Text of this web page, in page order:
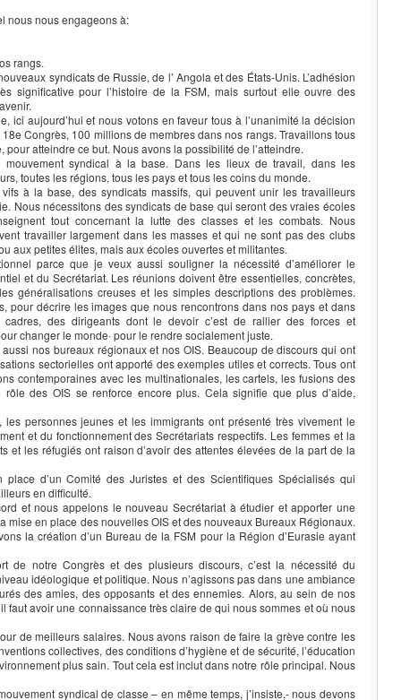
nous nous engageons à:
rangs.
syndicats de Russie, de l’ Angola et des États-Unis. L’adhésion
significative pour l’histoire de la FSM, mais surtout elle ouvre des
ici aujourd’hui et nous votons en faveur tous à l’unanimité la décision
18e Congrès, 100 millions de membres dans nos rangs. Travaillons tous
pour atteindre ce but. Nous avons la possibilité de l’atteindre.
mouvement syndical à la base. Dans les lieux de travail, dans les
toutes les régions, tous les pays et tous les coins du monde.
à la base, des syndicats massifs, qui peuvent unir les travailleurs
Nous nécessitons des syndicats de base qui seront des vraies écoles
tout concernant la lutte des classes et les combats. Nous
travailler largement dans les masses et qui ne sont pas des clubs
aux petites élites, mais aux écoles ouvertes et militantes.
parce que je veux aussi souligner la nécessité d’améliorer le
et du Secrétariat. Les réunions doivent être essentielles, concrètes,
généralisations creuses et les simples descriptions des problèmes.
pour décrire les images que nous rencontrons dans nos pays et dans
des dirigeants dont le devoir c’est de rallier des forces et
changer le monde∙ pour le rendre socialement juste.
nos bureaux régionaux et nos OIS. Beaucoup de discours qui ont
sectorielles ont apporté des exemples utiles et corrects. Tous ont
contemporaines avec les multinationales, les cartels, les fusions des
des OIS se renforce encore plus. Cela signifie que plus d’aide,
personnes jeunes et les immigrants ont présenté très vivement le
et du fonctionnement des Secrétariats respectifs. Les femmes et la
et les réfugiés ont raison d’avoir des attentes élevées de la part de la
d’un Comité des Juristes et des Scientifiques Spécialisés qui
en difficulté.
et nous appelons le nouveau Secrétariat à étudier et apporter une
mise en place des nouvelles OIS et des nouveaux Bureaux Régionaux.
la création d’un Bureau de la FSM pour la Région d’Eurasie ayant
de notre Congrès et des plusieurs discours, c’est la nécessité du
idéologique et politique. Nous n’agissons pas dans une ambiance
des amies, des opposants et des ennemies. Alors, au sein de nos
faut avoir une connaissance très claire de qui nous sommes et où nous
de meilleurs salaires. Nous avons raison de faire la grève contre les
collectives, des conditions d’hygiène et de sécurité, l’éducation
plus sain. Tout cela est inclut dans notre rôle principal. Nous
syndical de classe – en même temps, j’insiste,- nous devons